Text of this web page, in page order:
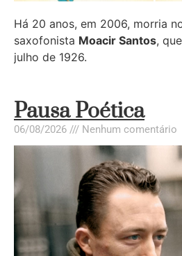
Há 20 anos, em 2006, morria
saxofonista Moacir Santos,
julho de 1926.
Pausa Poética
06/08/2026 Nenhum comentário